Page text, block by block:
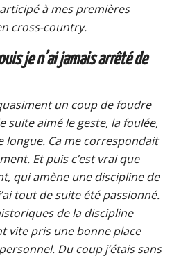
à mes premières
cross-country.
je n’ai jamais arrêté de
un coup de foudre
suite aimé le geste, la foulée,
longue. Ca me correspondait
Et puis c’est vrai que
qui amène une discipline de
tout de suite été passionné.
de la discipline
vite pris une bonne place
Du coup j’étais sans